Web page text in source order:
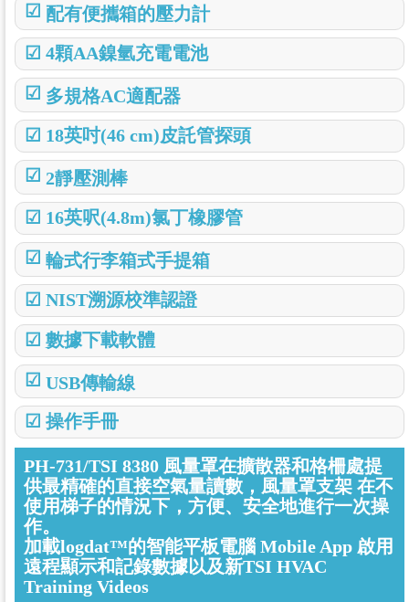
☑ 配有便攜箱的壓力計
☑ 4顆AA鎳氫充電電池
☑ 多規格AC適配器
☑ 18英吋(46 cm)皮託管探頭
☑ 2靜壓測棒
☑ 16英呎(4.8m)氯丁橡膠管
☑ 輪式行李箱式手提箱
☑ NIST溯源校準認證
☑ 數據下載軟體
☑ USB傳輸線
☑ 操作手冊
PH-731/TSI 8380 風量罩在擴散器和格柵處提
供最精確的直接空氣量讀數，風量罩支架 在不
使用梯子的情況下，方便、安全地進行一次操
作。
加載logdat™的智能平板電腦 Mobile App 啟用
遠程顯示和記錄數據以及新TSI HVAC
Training Videos